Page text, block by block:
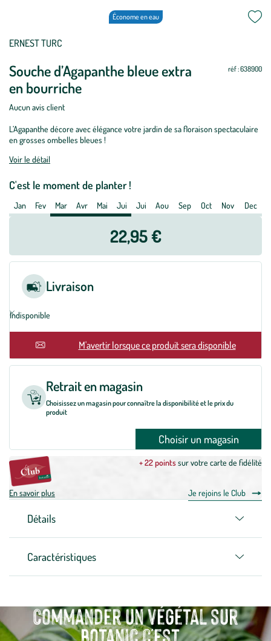
Économe en eau
ERNEST TURC
Souche d’Agapanthe bleue extra
en bourriche
réf : 638900
Aucun avis client
L’Agapanthe décore avec élégance votre jardin de sa floraison spectaculaire
en grosses ombelles bleues !
Voir le détail
C'est le moment de planter !
Période
plantation
Souche
bleue
extra
Jan Fev Mar Avr Mai Jui Jui Aou Sep Oct Nov Dec
Non
Non
Oui
Oui
Oui
Oui
Non
Non
Non
Non
Non
Non
22,95 €
Livraison
Indisponible
En rupture M'avertir lorsque ce produit sera disponible
Retrait en magasin
Choisissez un magasin pour connaître la disponibilité et le prix du
produit
Choisir un magasin
+ 22 pointssur votre carte de fidélité
En savoir plus Je rejoins le Club
Détails
Caractéristiques
Commander un végétal sur